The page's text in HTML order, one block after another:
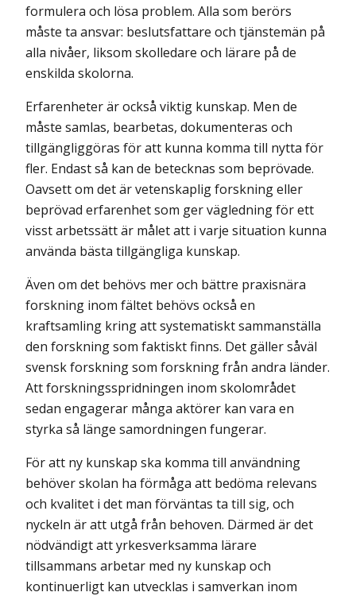
formulera och lösa problem. Alla som berörs
måste ta ansvar: beslutsfattare och tjänstemän på
alla nivåer, liksom skolledare och lärare på de
enskilda skolorna.
Erfarenheter är också viktig kunskap. Men de
måste samlas, bearbetas, dokumenteras och
tillgängliggöras för att kunna komma till nytta för
fler. Endast så kan de betecknas som beprövade.
Oavsett om det är vetenskaplig forskning eller
beprövad erfarenhet som ger vägledning för ett
visst arbetssätt är målet att i varje situation kunna
använda bästa tillgängliga kunskap.
Även om det behövs mer och bättre praxisnära
forskning inom fältet behövs också en
kraftsamling kring att systematiskt sammanställa
den forskning som faktiskt finns. Det gäller såväl
svensk forskning som forskning från andra länder.
Att forskningsspridningen inom skolområdet
sedan engagerar många aktörer kan vara en
styrka så länge samordningen fungerar.
För att ny kunskap ska komma till användning
behöver skolan ha förmåga att bedöma relevans
och kvalitet i det man förväntas ta till sig, och
nyckeln är att utgå från behoven. Därmed är det
nödvändigt att yrkesverksamma lärare
tillsammans arbetar med ny kunskap och
kontinuerligt kan utvecklas i samverkan inom